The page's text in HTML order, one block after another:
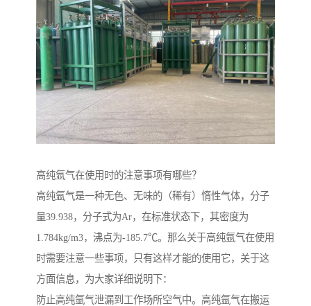
高纯氩气在使用时的注意事项有哪些？
高纯氩气是一种无色、无味的（稀有）惰性气体，分子
量39.938，分子式为Ar，在标准状态下，其密度为
1.784kg/m3，沸点为-185.7℃。那么关于高纯氩气在使用
时需要注意一些事项，只有这样才能的使用它，关于这
方面信息，为大家详细说明下：
防止高纯氩气泄漏到工作场所空气中。高纯氩气在搬运